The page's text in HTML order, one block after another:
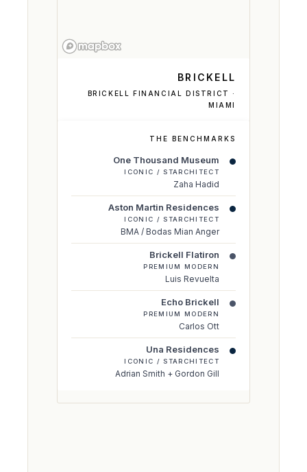
BRICKELL
BRICKELL FINANCIAL DISTRICT ·
MIAMI
THE BENCHMARKS
One Thousand Museum
ICONIC / STARCHITECT
Zaha Hadid
Aston Martin Residences
ICONIC / STARCHITECT
BMA / Bodas Mian Anger
Brickell Flatiron
PREMIUM MODERN
Luis Revuelta
Echo Brickell
PREMIUM MODERN
Carlos Ott
Una Residences
ICONIC / STARCHITECT
Adrian Smith + Gordon Gill